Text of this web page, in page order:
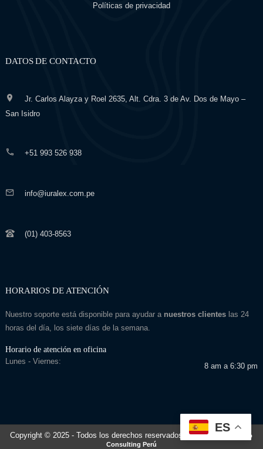
Políticas de privacidad
DATOS DE CONTACTO
Jr. Carlos Alayza y Roel 2635, Alt. Cdra. 3 de Av. Dos de Mayo –
San Isidro
+51 993 526 938
info@iuralex.com.pe
(01) 403-8563
HORARIOS DE ATENCIÓN
Nuestro soporte está disponible para ayudar a nuestros clienteslas 24
horas del día, los siete días de la semana.
Horario de atención en oficina
Lunes - Viernes:
8 am a 6:30 pm
Copyright © 2025- Todos los derechos reservados
Desarrollado por: Seo
Consulting Perú
ES